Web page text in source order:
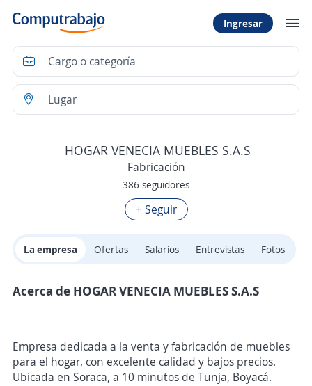
Ingresar
HOGAR VENECIA MUEBLES S.A.S
Fabricación
386 seguidores
+ Seguir
La empresa Ofertas Salarios Entrevistas Fotos
Acerca de HOGAR VENECIA MUEBLES S.A.S
Empresa dedicada a la venta y fabricación de muebles
para el hogar, con excelente calidad y bajos precios.
Ubicada en Soraca, a 10 minutos de Tunja, Boyacá.